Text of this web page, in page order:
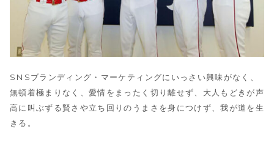
SNSブランディング・マーケティングにいっさい興味がなく、
無頓着極まりなく、愛情をまったく切り離せず、大人もどきが声
高に叫ぶずる賢さや立ち回りのうまさを身につけず、我が道を生
きる。